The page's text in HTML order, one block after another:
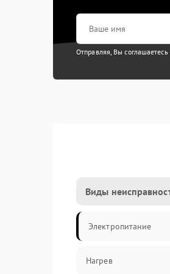
Отправляя, Вы соглашаетесь
Виды
Электропитание
Нагрев